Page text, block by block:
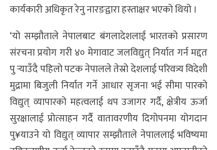
कार्यकारी अधिकृत रेनु नारङद्वारा हस्ताक्षर भएको थियो ।
‘यो सम्झौताले नेपालबाट बंगलादेशलाई भारतको प्रसारण
संरचना प्रयोग गरी ४० मेगावाट जलविद्युत् निर्यात गर्न मद्दत
पु र्‍याउँदै पहिलो पटक नेपालले तेस्रो देशलाई परिवत्र्य विदेशी
मुद्रामा बिजुली निर्यात गर्ने आधार सृजना भई सीमा पारको
विद्युत् व्यापारको महत्वलाई थप उजागर गर्दै, क्षेत्रीय ऊर्जा
सुरक्षालाई प्रोत्साहन गर्दै वातावरणीय दिगोपनमा योगदान
पु¥याउने यो विद्युत् व्यापार सम्झौताले नेपाललाई भविष्यमा